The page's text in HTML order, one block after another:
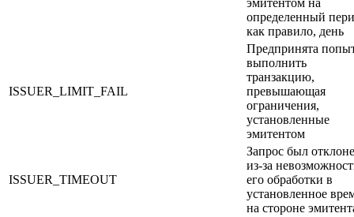
определенный
как правило, день
ISSUER_LIMIT_FAIL
Предпринята
выполнить
транзакцию,
превышающая
ограничения,
установленные
эмитентом
ISSUER_TIMEOUT
Запрос был
из-за
его обработки в
установленное
на стороне